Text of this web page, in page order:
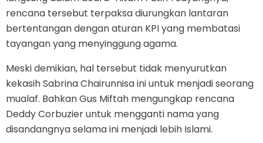
rencana tersebut terpaksa diurungkan lantaran
bertentangan dengan aturan KPI yang membatasi
tayangan yang menyinggung agama.
Meski demikian, hal tersebut tidak menyurutkan
kekasih Sabrina Chairunnisa ini untuk menjadi seorang
mualaf. Bahkan Gus Miftah mengungkap rencana
Deddy Corbuzier untuk mengganti nama yang
disandangnya selama ini menjadi lebih Islami.